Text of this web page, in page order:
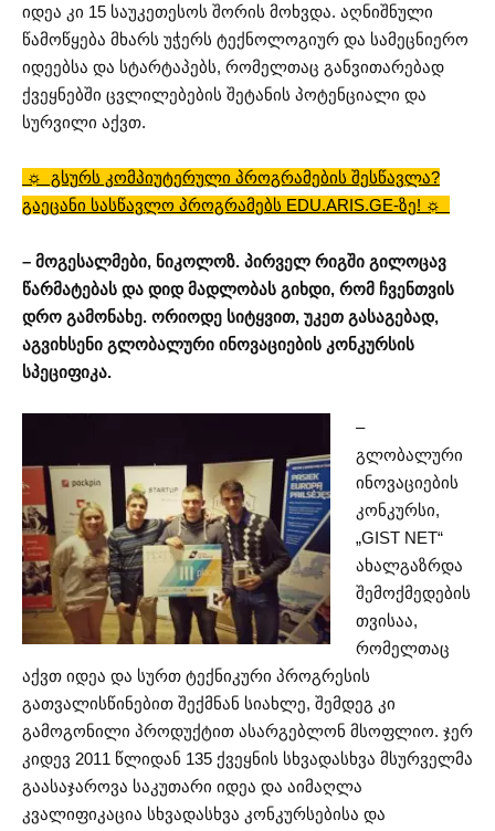
იდეა კი 15 საუკეთესოს შორის მოხვდა. აღნიშნული
წამოწყება მხარს უჭერს ტექნოლოგიურ და სამეცნიერო
იდეებსა და სტარტაპებს, რომელთაც განვითარებად
ქვეყნებში ცვლილებების შეტანის პოტენციალი და
სურვილი აქვთ.
☼ გსურს კომპიუტერული პროგრამების შესწავლა?
გაეცანი სასწავლო პროგრამებს EDU.ARIS.GE-ზე! ☼
– მოგესალმები, ნიკოლოზ. პირველ რიგში გილოცავ
წარმატებას და დიდ მადლობას გიხდი, რომ ჩვენთვის
დრო გამონახე. ორიოდე სიტყვით, უკეთ გასაგებად,
აგვიხსენი გლობალური ინოვაციების კონკურსის
სპეციფიკა.
–
გლობალური
ინოვაციების
კონკურსი,
„GIST NET“
ახალგაზრდა
შემოქმედების
თვისაა,
რომელთაც
აქვთ იდეა და სურთ ტექნიკური პროგრესის
გათვალისწინებით შექმნან სიახლე, შემდეგ კი
გამოგონილი პროდუქტით ასარგებლონ მსოფლიო. ჯერ
კიდევ 2011 წლიდან 135 ქვეყნის სხვადასხვა მსურველმა
გაასაჯაროვა საკუთარი იდეა და აიმაღლა
კვალიფიკაცია სხვადასხვა კონკურსებისა და